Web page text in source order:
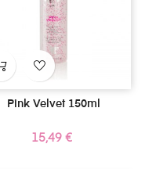
Pink Velvet 150ml
Prezzo
15,49 €